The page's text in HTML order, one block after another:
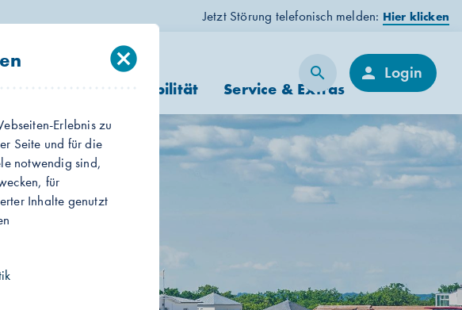
cancel
Erlebnis zu
Seite und für die
notwendig sind,
für
Inhalte genutzt
Jetzt Störung telefonisch melden: Hier klicken
Ökomobilität Service & Extras
search
Suche person Login